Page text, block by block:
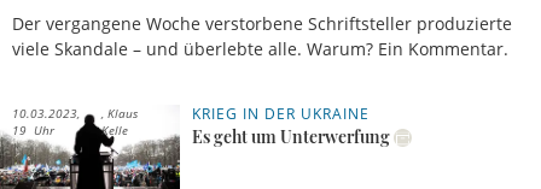
Der vergangene Woche verstorbene Schriftsteller produzierte
viele Skandale – und überlebte alle. Warum? Ein Kommentar.
KRIEG IN DER UKRAINE
Es geht um Unterwerfung
10.03.2023,
19 Uhr
Klaus
Kelle